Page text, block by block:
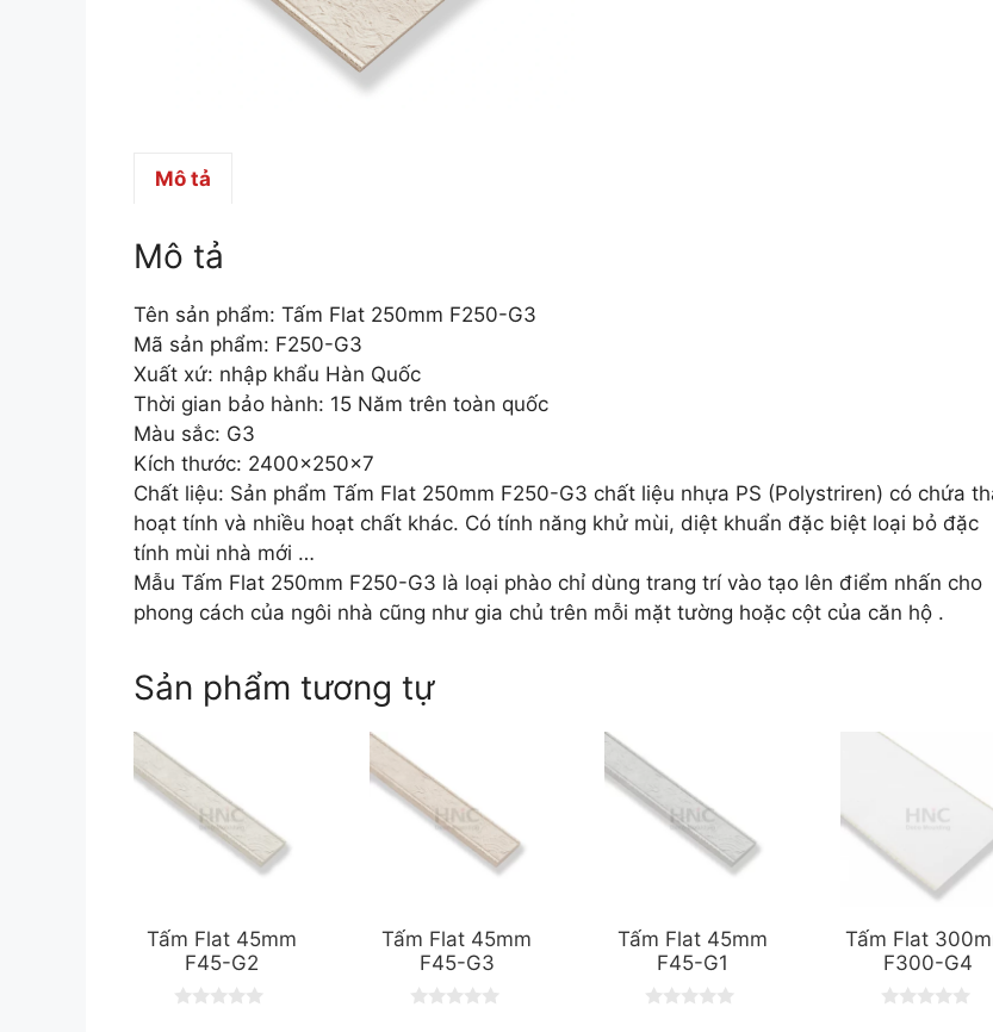
Mô tả
Mô tả
Tên sản phẩm: Tấm Flat 250mm F250-G3
Mã sản phẩm: F250-G3
Xuất xứ: nhập khẩu Hàn Quốc
Thời gian bảo hành: 15 Năm trên toàn quốc
Màu sắc: G3
Kích thước: 2400x250x7
Chất liệu: Sản phẩm Tấm Flat 250mm F250-G3 chất liệu nhựa PS (Polystriren) có chứa
hoạt tính và nhiều hoạt chất khác. Có tính năng khử mùi, diệt khuẩn đặc biệt loại bỏ đặc
tính mùi nhà mới …
Mẫu Tấm Flat 250mm F250-G3 là loại phào chỉ dùng trang trí vào tạo lên điểm nhấn cho
phong cách của ngôi nhà cũng như gia chủ trên mỗi mặt tường hoặc cột của căn hộ .
Sản phẩm tương tự
Tấm Flat 45mm
F45-G2
Tấm Flat 45mm
F45-G3
Tấm Flat 45mm
F45-G1
Tấm Flat
F300-G4